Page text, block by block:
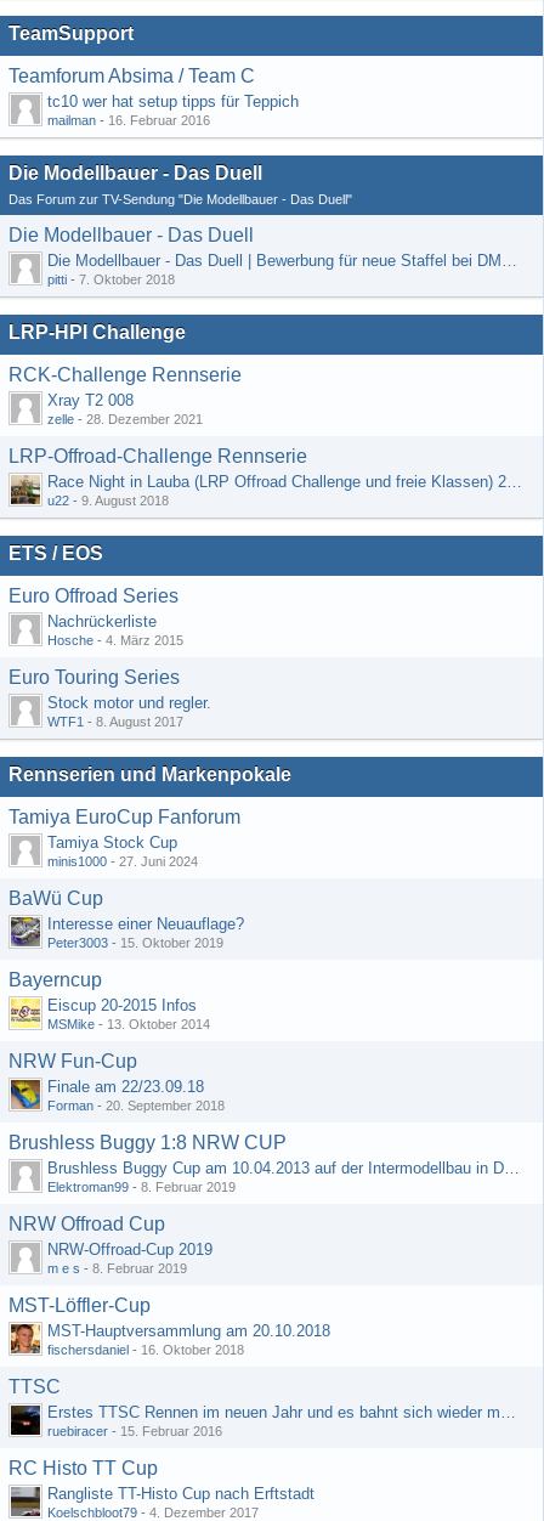
TeamSupport
Teamforum Absima / Team C
tc10 wer hat setup tipps für Teppich
mailman - 16. Februar 2016
Die Modellbauer - Das Duell
Das Forum zur TV-Sendung "Die Modellbauer - Das Duell"
Die Modellbauer - Das Duell
Die Modellbauer - Das Duell | Bewerbung für neue Staffel bei DMAX *Werbung*
pitti - 7. Oktober 2018
LRP-HPI Challenge
RCK-Challenge Rennserie
Xray T2 008
zelle - 28. Dezember 2021
LRP-Offroad-Challenge Rennserie
Race Night in Lauba (LRP Offroad Challenge und freie Klassen) 25/26.08
u22 - 9. August 2018
ETS / EOS
Euro Offroad Series
Nachrückerliste
Hosche - 4. März 2015
Euro Touring Series
Stock motor und regler.
WTF1 - 8. August 2017
Rennserien und Markenpokale
Tamiya EuroCup Fanforum
Tamiya Stock Cup
minis1000 - 27. Juni 2024
BaWü Cup
Interesse einer Neuauflage?
Peter3003 - 15. Oktober 2019
Bayerncup
Eiscup 20-2015 Infos
MSMike - 13. Oktober 2014
NRW Fun-Cup
Finale am 22/23.09.18
Forman - 20. September 2018
Brushless Buggy 1:8 NRW CUP
Brushless Buggy Cup am 10.04.2013 auf der Intermodellbau in Dortmund
Elektroman99 - 8. Februar 2019
NRW Offroad Cup
NRW-Offroad-Cup 2019
m e s - 8. Februar 2019
MST-Löffler-Cup
MST-Hauptversammlung am 20.10.2018
fischersdaniel - 16. Oktober 2018
TTSC
Erstes TTSC Rennen im neuen Jahr und es bahnt sich wieder mal eine Rekordteilnehmerzahl an
ruebiracer - 15. Februar 2016
RC Histo TT Cup
Rangliste TT-Histo Cup nach Erftstadt
Koelschbloot79 - 4. Dezember 2017